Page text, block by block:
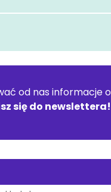
od nas informacje o
się do newslettera!